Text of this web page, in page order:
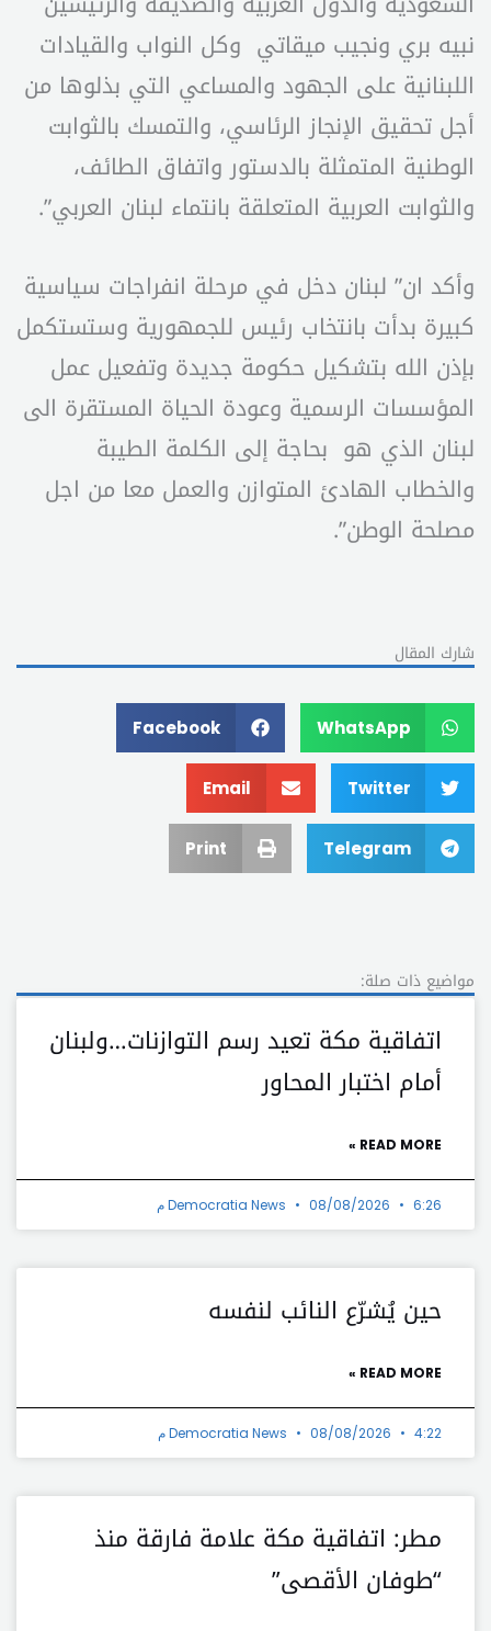
نبيه بري ونجيب ميقاتي وكل النواب والقيادات
اللبنانية على الجهود والمساعي التي بذلوها من
أجل تحقيق الإنجاز الرئاسي، والتمسك بالثوابت
الوطنية المتمثلة بالدستور واتفاق الطائف،
والثوابت العربية المتعلقة بانتماء لبنان العربي”.
وأكد ان” لبنان دخل في مرحلة انفراجات سياسية
كبيرة بدأت بانتخاب رئيس للجمهورية وستستكمل
بإذن الله بتشكيل حكومة جديدة وتفعيل عمل
المؤسسات الرسمية وعودة الحياة المستقرة الى
لبنان الذي هو بحاجة إلى الكلمة الطيبة
والخطاب الهادئ المتوازن والعمل معا من اجل
مصلحة الوطن”.
شارك المقال
WhatsApp
Facebook
Twitter
Email
Telegram
Print
مواضيع ذات صلة:
اتفاقية مكة تعيد رسم التوازنات…ولبنان
أمام اختبار المحاور
READ MORE »
Democratia News 08/08/2026 6:26 م
حين يُشرّع النائب لنفسه
READ MORE »
Democratia News 08/08/2026 4:22 م
مطر: اتفاقية مكة علامة فارقة منذ
“طوفان الأقصى”